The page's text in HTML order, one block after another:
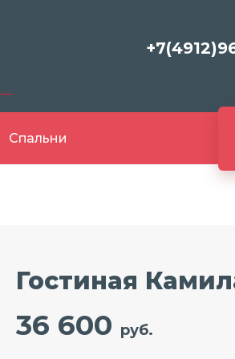
Спальни
Гостиная
36 600 руб.